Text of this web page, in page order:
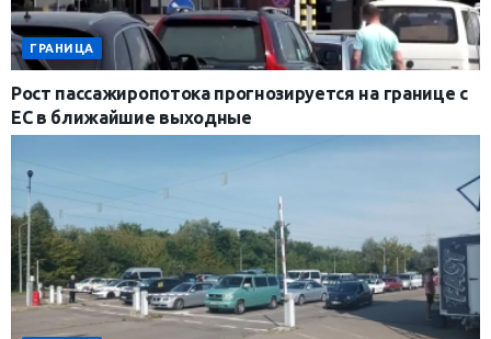
ГРАНИЦА
Рост пассажиропотока прогнозируется на границе с
ЕС в ближайшие выходные